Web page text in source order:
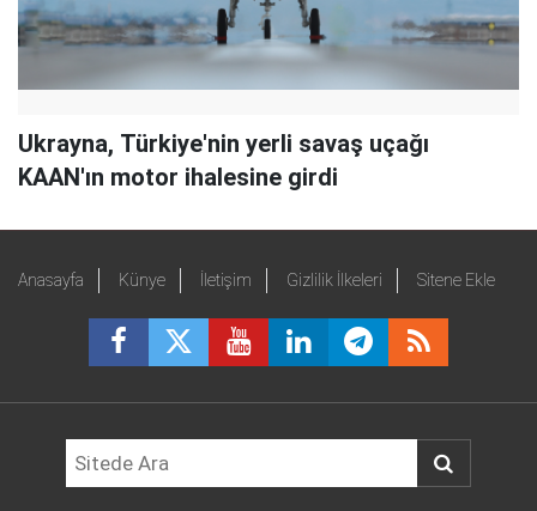
Ukrayna, Türkiye'nin yerli savaş uçağı
KAAN'ın motor ihalesine girdi
Anasayfa Künye İletişim Gizlilik İlkeleri Sitene Ekle